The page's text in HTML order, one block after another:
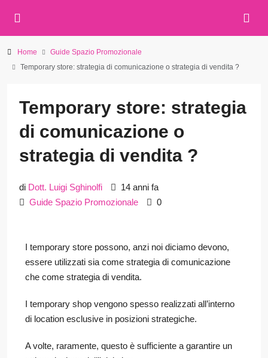
Home
Guide Spazio Promozionale
Temporary store: strategia di comunicazione o strategia di vendita ?
Temporary store: strategia
di comunicazione o
strategia di vendita ?
di Dott. Luigi Sghinolfi
14 anni fa
Guide Spazio Promozionale
0
I temporary store possono, anzi noi diciamo devono,
essere utilizzati sia come strategia di comunicazione
che come strategia di vendita.
I temporary shop vengono spesso realizzati all’interno
di location esclusive in posizioni strategiche.
A volte, raramente, questo è sufficiente a garantire un